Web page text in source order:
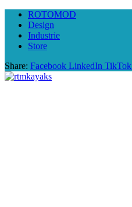
ROTOMOD
Design
Industrie
Store
Share: Facebook LinkedIn TikTok